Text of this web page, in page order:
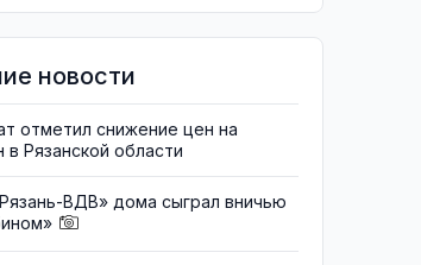
новости
отметил снижение цен на
в Рязанской области
ВДВ» дома сыграл вничью